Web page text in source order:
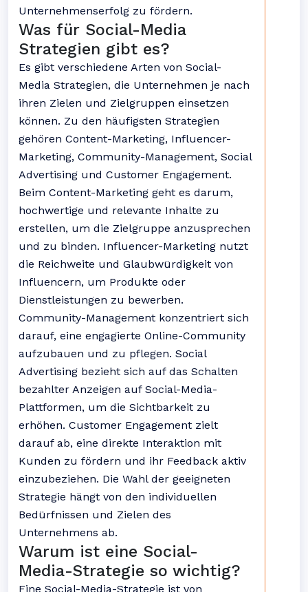
Unternehmenserfolg zu fördern.
Was für Social-Media
Strategien gibt es?
Es gibt verschiedene Arten von Social-
Media Strategien, die Unternehmen je nach
ihren Zielen und Zielgruppen einsetzen
können. Zu den häufigsten Strategien
gehören Content-Marketing, Influencer-
Marketing, Community-Management, Social
Advertising und Customer Engagement.
Beim Content-Marketing geht es darum,
hochwertige und relevante Inhalte zu
erstellen, um die Zielgruppe anzusprechen
und zu binden. Influencer-Marketing nutzt
die Reichweite und Glaubwürdigkeit von
Influencern, um Produkte oder
Dienstleistungen zu bewerben.
Community-Management konzentriert sich
darauf, eine engagierte Online-Community
aufzubauen und zu pflegen. Social
Advertising bezieht sich auf das Schalten
bezahlter Anzeigen auf Social-Media-
Plattformen, um die Sichtbarkeit zu
erhöhen. Customer Engagement zielt
darauf ab, eine direkte Interaktion mit
Kunden zu fördern und ihr Feedback aktiv
einzubeziehen. Die Wahl der geeigneten
Strategie hängt von den individuellen
Bedürfnissen und Zielen des
Unternehmens ab.
Warum ist eine Social-
Media-Strategie so wichtig?
Eine Social-Media-Strategie ist von